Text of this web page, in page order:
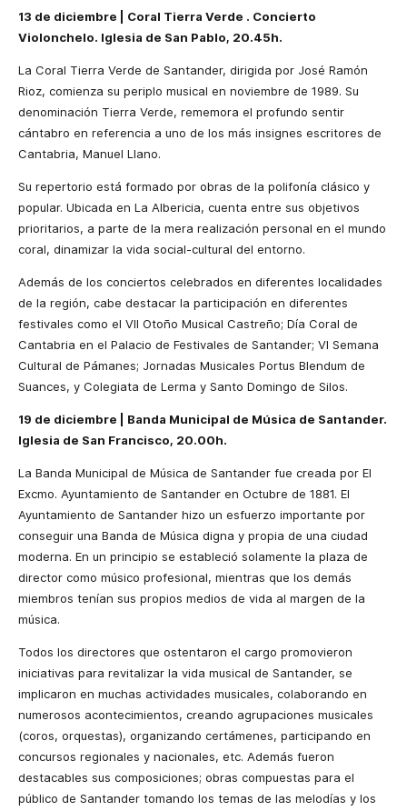
13 de diciembre | Coral Tierra Verde . Concierto
Violonchelo. Iglesia de San Pablo, 20.45h.
La Coral Tierra Verde de Santander, dirigida por José Ramón
Rioz, comienza su periplo musical en noviembre de 1989. Su
denominación Tierra Verde, rememora el profundo sentir
cántabro en referencia a uno de los más insignes escritores de
Cantabria, Manuel Llano.
Su repertorio está formado por obras de la polifonía clásico y
popular. Ubicada en La Albericia, cuenta entre sus objetivos
prioritarios, a parte de la mera realización personal en el mundo
coral, dinamizar la vida social-cultural del entorno.
Además de los conciertos celebrados en diferentes localidades
de la región, cabe destacar la participación en diferentes
festivales como el VII Otoño Musical Castreño; Día Coral de
Cantabria en el Palacio de Festivales de Santander; VI Semana
Cultural de Pámanes; Jornadas Musicales Portus Blendum de
Suances, y Colegiata de Lerma y Santo Domingo de Silos.
19 de diciembre | Banda Municipal de Música de Santander.
Iglesia de San Francisco, 20.00h.
La Banda Municipal de Música de Santander fue creada por El
Excmo. Ayuntamiento de Santander en Octubre de 1881. El
Ayuntamiento de Santander hizo un esfuerzo importante por
conseguir una Banda de Música digna y propia de una ciudad
moderna. En un principio se estableció solamente la plaza de
director como músico profesional, mientras que los demás
miembros tenían sus propios medios de vida al margen de la
música.
Todos los directores que ostentaron el cargo promovieron
iniciativas para revitalizar la vida musical de Santander, se
implicaron en muchas actividades musicales, colaborando en
numerosos acontecimientos, creando agrupaciones musicales
(coros, orquestas), organizando certámenes, participando en
concursos regionales y nacionales, etc. Además fueron
destacables sus composiciones; obras compuestas para el
público de Santander tomando los temas de las melodías y los